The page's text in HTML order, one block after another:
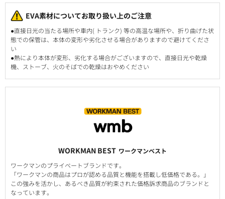
EVA素材についてお取り扱い上のご注意
●直接日光の当たる場所や車内( トランク) 等の高温な場所や、折り曲げた状
態での保管は、本体の変形や劣化させる場合がありますので避けてくださ
い
●熱により本体が変形、劣化する場合がございますので、直接日光や乾燥
機、ストーブ、火のそばでの乾燥はおやめください
WORKMAN BEST ワークマンベスト
ワークマンのプライベートブランドです。
「ワークマンの商品はプロが認める品質と機能を搭載し低価格である。」
この強みを活かし、あるべき品質が約束された価格訴求商品のブランドと
なっています。